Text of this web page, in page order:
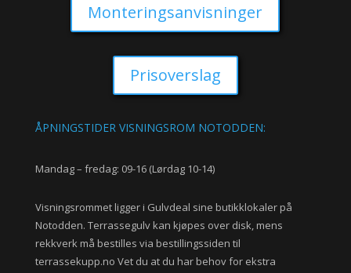
Monteringsanvisninger
Prisoverslag
ÅPNINGSTIDER VISNINGSROM NOTODDEN:
Mandag – fredag: 09-16 (Lørdag 10-14)
Visningsrommet ligger i Gulvdeal sine butikklokaler på
Notodden. Terrassegulv kan kjøpes over disk, mens
rekkverk må bestilles via bestillingssiden til
terrassekupp.no Vet du at du har behov for ekstra